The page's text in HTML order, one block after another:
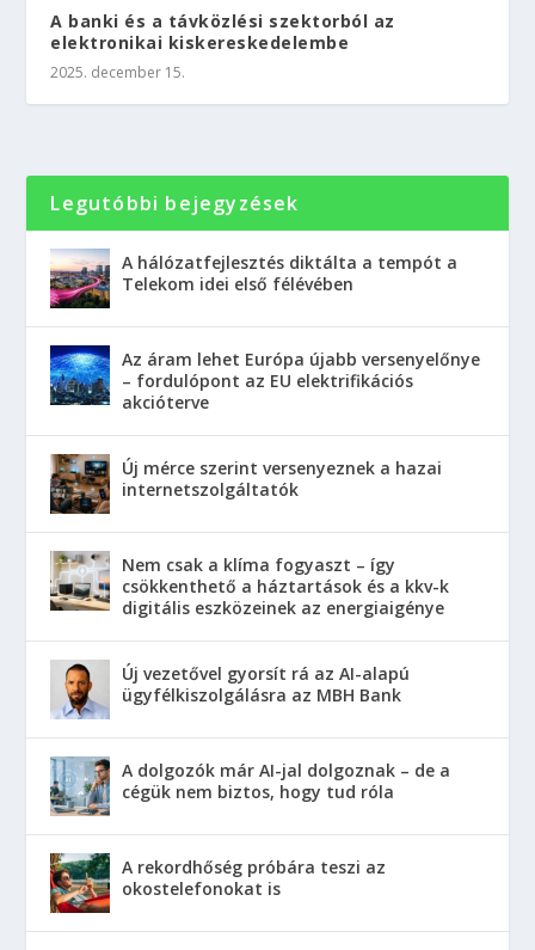
A banki és a távközlési szektorból az
elektronikai kiskereskedelembe
2025. december 15.
Legutóbbi bejegyzések
A hálózatfejlesztés diktálta a tempót a
Telekom idei első félévében
Az áram lehet Európa újabb versenyelőnye
– fordulópont az EU elektrifikációs
akcióterve
Új mérce szerint versenyeznek a hazai
internetszolgáltatók
Nem csak a klíma fogyaszt – így
csökkenthető a háztartások és a kkv-k
digitális eszközeinek az energiaigénye
Új vezetővel gyorsít rá az AI-alapú
ügyfélkiszolgálásra az MBH Bank
A dolgozók már AI-jal dolgoznak – de a
cégük nem biztos, hogy tud róla
A rekordhőség próbára teszi az
okostelefonokat is